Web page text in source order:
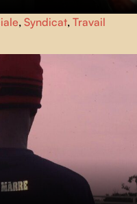
pour la réintégration de
et syndicaliste, après
,Syndicat,Travail